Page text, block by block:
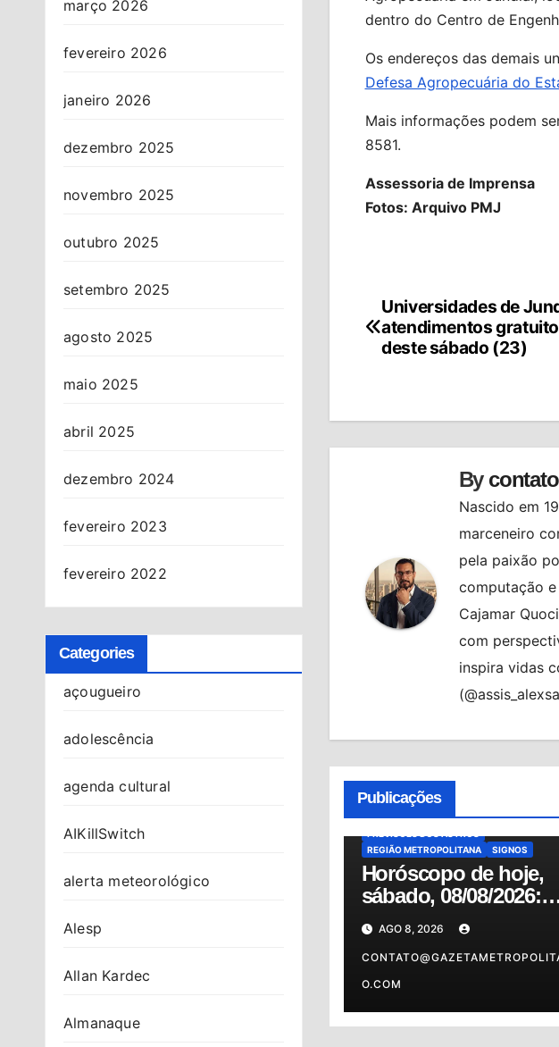
março 2026
fevereiro 2026
janeiro 2026
dezembro 2025
novembro 2025
outubro 2025
setembro 2025
agosto 2025
maio 2025
abril 2025
dezembro 2024
fevereiro 2023
fevereiro 2022
Categories
açougueiro
adolescência
agenda cultural
AIKillSwitch
alerta meteorológico
Alesp
Allan Kardec
Almanaque
dentro do Centro de
Os endereços das demais
Defesa Agropecuária do
Mais informações podem
8581.
Assessoria de Imprensa
Fotos: Arquivo PMJ
Navegação
de
Universidades de
atendimentos
deste sábado (23)
By
Nascido em
marceneiro
pela paixão
computação
Cajamar
com
inspira vidas
Publicações
ALMANAQUE BRASIL
HORÓSCOPO
HORÓSCOPO DO DIA
OSASCO
PREVISÕES
REGIÃO METROPOLITANA
SIGNOS
Horóscopo de hoje,
sábado, 08/08/2026:
confira as previsões
do dia para o seu
signo
AGO 8, 2026
O.COM